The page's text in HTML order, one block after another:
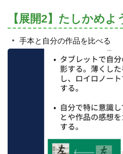
【展開2】たしかめ
手本と自分の作品を比べる